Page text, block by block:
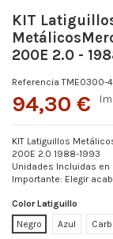
KIT
200E 2.0 -
Referencia TME0300-4
94,30 €
KIT Latiguillos
200E 2.0 1988-1993
Unidades Incluidas en
Importante: Elegir
Color Latiguillo
Negro
Azul